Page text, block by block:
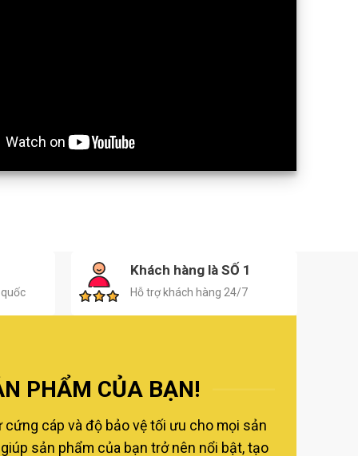
Khách hàng là SỐ 1
Hỗ trợ khách hàng 24/7
PHẨM CỦA BẠN!
cáp và độ bảo vệ tối ưu cho mọi sản
sản phẩm của bạn trở nên nổi bật, tạo